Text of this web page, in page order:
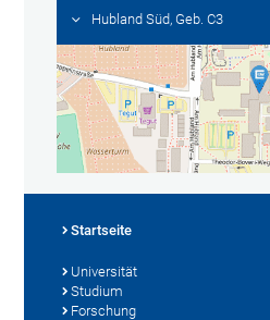
Hubland Süd, Geb. C3
Startseite
Universität
Studium
Forschung